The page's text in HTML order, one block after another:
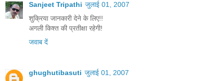
Sanjeet Tripathi जुलाई 01, 2007
शुक्रिया जानकारी देने के लिए!!
अगली किश्त की प्रतीक्षा रहेगी!
जवाब दें
ghughutibasuti जुलाई 01, 2007